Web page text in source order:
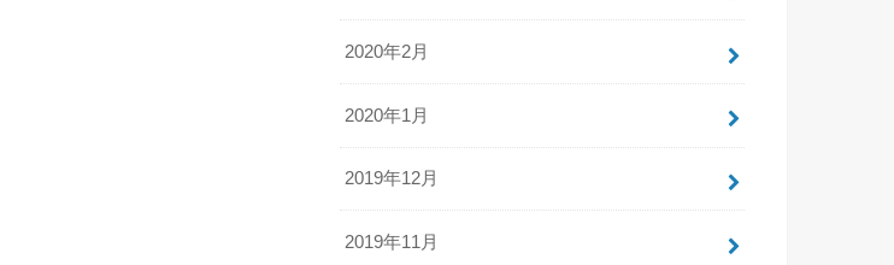
2020年2月
2020年1月
2019年12月
2019年11月